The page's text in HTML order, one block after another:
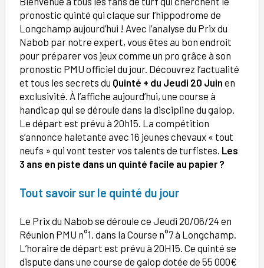
pronostic quinté qui claque sur l’hippodrome de
Longchamp aujourd’hui ! Avec l’analyse du Prix du
Nabob par notre expert, vous êtes au bon endroit
pour préparer vos jeux comme un pro grâce à son
pronostic PMU officiel du jour. Découvrez l’actualité
et tous les secrets du Quinté + du Jeudi 20 Juin en
exclusivité. À l’affiche aujourd’hui, une course à
handicap qui se déroule dans la discipline du galop.
Le départ est prévu à 20h15. La compétition
s’annonce haletante avec 16 jeunes chevaux « tout
neufs » qui vont tester vos talents de turfistes. Les
3 ans en piste dans un quinté facile au papier ?
Tout savoir sur le quinté du jour
Le Prix du Nabob se déroule ce Jeudi 20/06/24 en
Réunion PMU n°1, dans la Course n°7 à Longchamp.
L’horaire de départ est prévu à 20H15. Ce quinté se
dispute dans une course de galop dotée de 55 000€